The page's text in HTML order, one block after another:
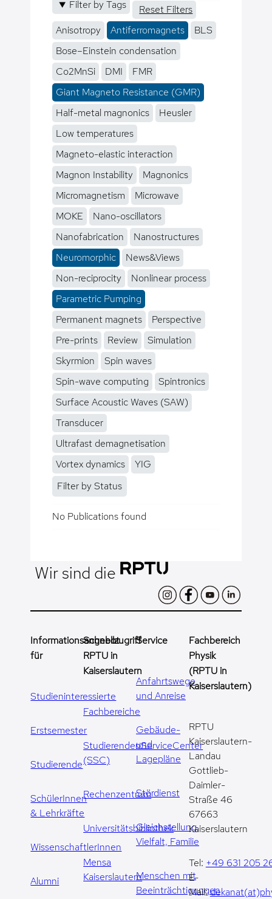
Filter by Tags
Reset Filters
Anisotropy
Antiferromagnets
BLS
Bose–Einstein condensation
Co2MnSi
DMI
FMR
Giant Magneto Resistance (GMR)
Half-metal magnonics
Heusler
Low temperatures
Magneto-elastic interaction
Magnon Instability
Magnonics
Micromagnetism
Microwave
MOKE
Nano-oscillators
Nanofabrication
Nanostructures
Neuromorphic
News&Views
Non-reciprocity
Nonlinear process
Parametric Pumping
Permanent magnets
Perspective
Pre-prints
Review
Simulation
Skyrmion
Spin waves
Spin-wave computing
Spintronics
Surface Acoustic Waves (SAW)
Transducer
Ultrafast demagnetisation
Vortex dynamics
YIG
Filter by Status
No Publications found
Wir sind die
Informationsangebot
für
Studieninteressierte
Erstsemester
Studierende
SchülerInnen
& Lehrkräfte
WissenschaftlerInnen
Alumni
Schnellzugriff
RPTU in
Kaiserslautern
Fachbereiche
StudierendenServiceCenter
(SSC)
Rechenzentrum
Universitätsbibliothek
Mensa
Kaiserslautern
Service
Anfahrtswege
und Anreise
Gebäude-
und
Lagepläne
Stördienst
Gleichstellung,
Vielfalt, Familie
Menschen mit
Beeinträchtigungen
Fachbereich
Physik
(RPTU in
Kaiserslautern)
RPTU
Kaiserslautern-
Landau
Gottlieb-
Daimler-
Straße 46
67663
Kaiserslautern
Tel: +49 631 205
E-
Mail: